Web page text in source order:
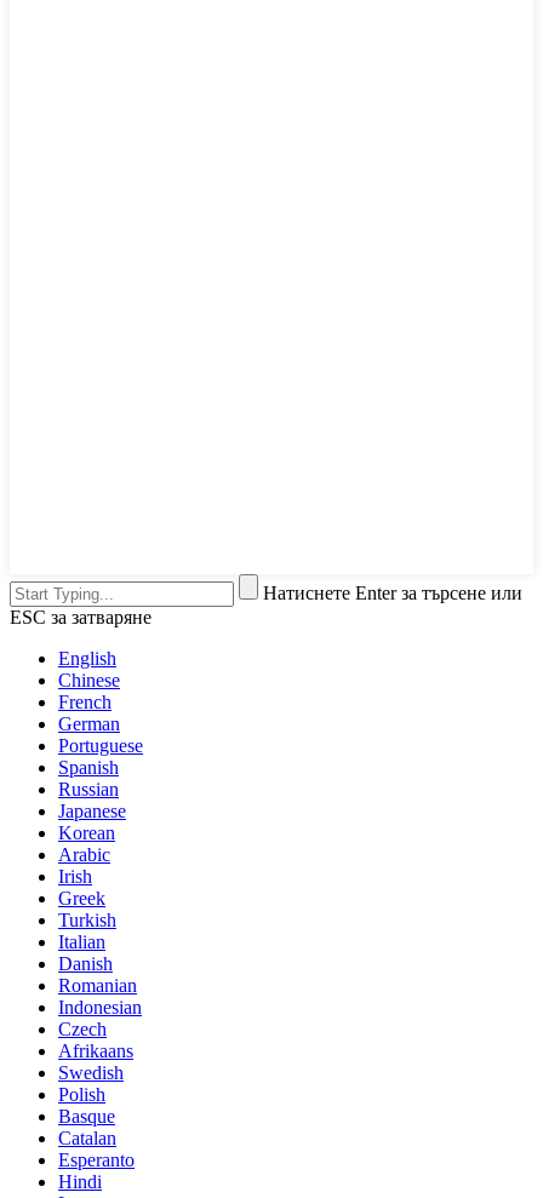
Натиснете Enter за търсене или
ESC за затваряне
English
Chinese
French
German
Portuguese
Spanish
Russian
Japanese
Korean
Arabic
Irish
Greek
Turkish
Italian
Danish
Romanian
Indonesian
Czech
Afrikaans
Swedish
Polish
Basque
Catalan
Esperanto
Hindi